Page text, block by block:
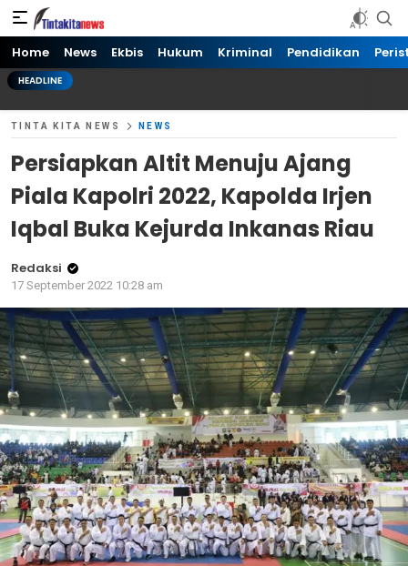
Tinta kita News
Informasi Terkini
Home News Ekbis Hukum Kriminal Pendidikan
HEADLINE
TINTA KITA NEWS NEWS
Persiapkan Altit Menuju Ajang
Piala Kapolri 2022, Kapolda Irjen
Iqbal Buka Kejurda Inkanas Riau
Redaksi
17 September 2022 10:28 am